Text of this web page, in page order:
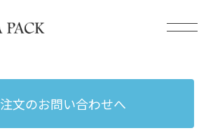
注文のお問い合わせへ